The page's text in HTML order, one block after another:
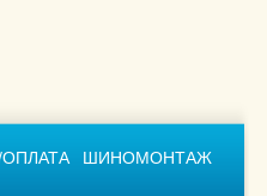
ШИНОМОНТАЖ